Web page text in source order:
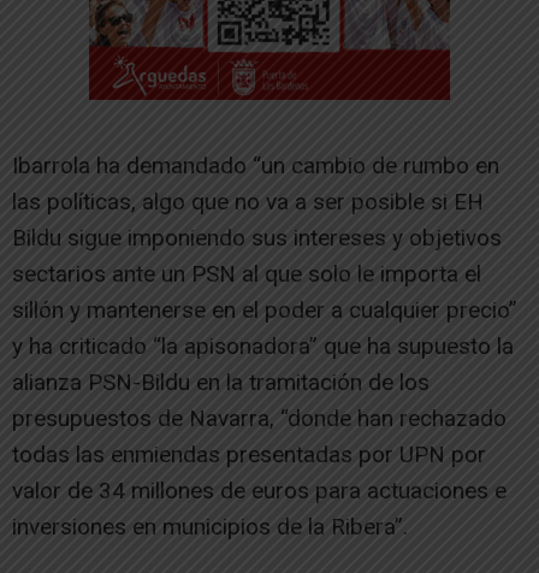
Ibarrola ha demandado “un cambio de rumbo en
las políticas, algo que no va a ser posible si EH
Bildu sigue imponiendo sus intereses y objetivos
sectarios ante un PSN al que solo le importa el
sillón y mantenerse en el poder a cualquier precio”
y ha criticado “la apisonadora” que ha supuesto la
alianza PSN-Bildu en la tramitación de los
presupuestos de Navarra, “donde han rechazado
todas las enmiendas presentadas por UPN por
valor de 34 millones de euros para actuaciones e
inversiones en municipios de la Ribera”.